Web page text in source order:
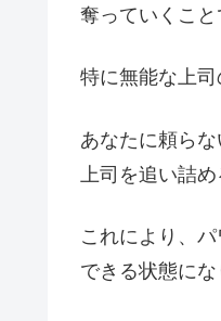
奪っていくこと
特に無能な上司
あなたに頼ら
上司を追い詰
これにより、
できる状態にな